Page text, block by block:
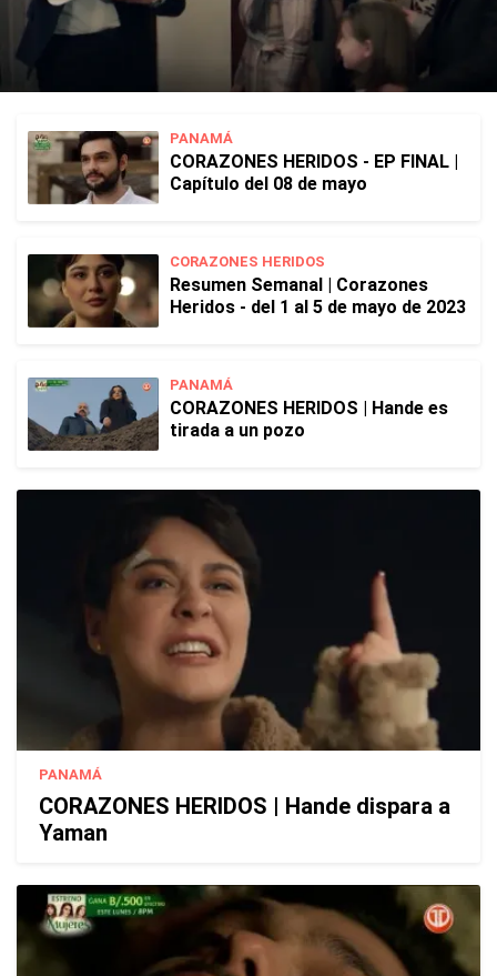
PANAMÁ
CORAZONES HERIDOS - EP FINAL |
Capítulo del 08 de mayo
CORAZONES HERIDOS
Resumen Semanal | Corazones
Heridos - del 1 al 5 de mayo de 2023
PANAMÁ
CORAZONES HERIDOS | Hande es
tirada a un pozo
PANAMÁ
CORAZONES HERIDOS | Hande dispara a
Yaman